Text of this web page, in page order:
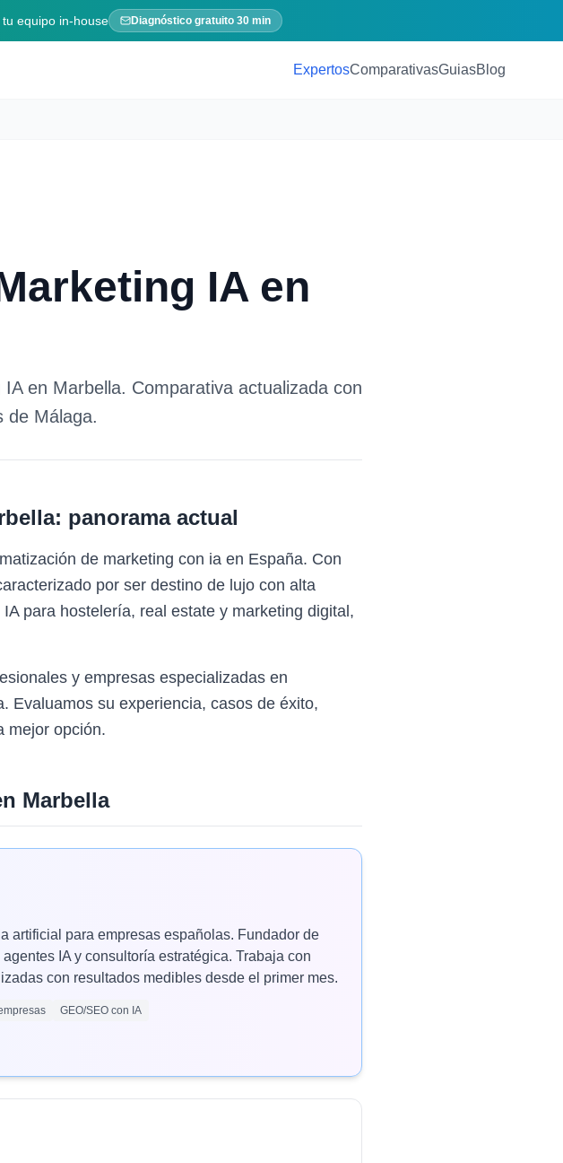
equipo in-house Diagnóstico gratuito 30 min
ExpertosComparativasGuiasBlog
IA en
IAen Marbella. Comparativa actualizada con
de Málaga.
: panorama actual
de marketing con ia en España. Con
por ser destino de lujo con alta
para hostelería, real estate y marketing digital,
y empresas especializadas en
Evaluamos su experiencia, casos de éxito,
mejor opción.
Marbella
artificial para empresas españolas. Fundador de
IA y consultoría estratégica. Trabaja con
con resultados medibles desde el primer mes.
GEO/SEO con IA